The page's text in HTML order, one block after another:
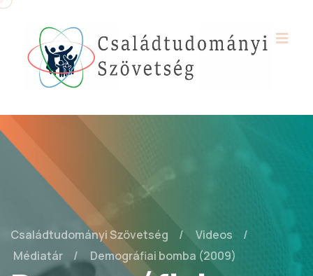
Családtudományi Szövetség
Videos
Médiatár
Demográfiai bomba (2009)